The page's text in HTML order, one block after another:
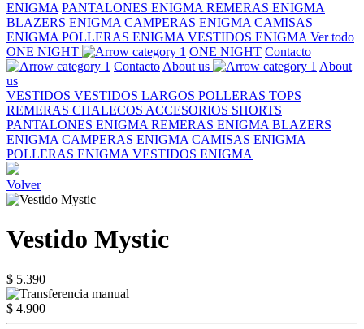
ENIGMA PANTALONES ENIGMA REMERAS ENIGMA
BLAZERS ENIGMA CAMPERAS ENIGMA CAMISAS
ENIGMA POLLERAS ENIGMA VESTIDOS ENIGMA Ver todo
ONE NIGHT
ONE NIGHT Contacto
Contacto About us
About
us
VESTIDOS VESTIDOS LARGOS POLLERAS TOPS
REMERAS CHALECOS ACCESORIOS SHORTS
PANTALONES ENIGMA REMERAS ENIGMA BLAZERS
ENIGMA CAMPERAS ENIGMA CAMISAS ENIGMA
POLLERAS ENIGMA VESTIDOS ENIGMA
Volver
Vestido Mystic
$ 5.390
$ 4.900